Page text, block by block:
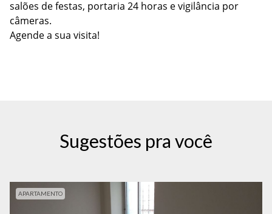
salões de festas, portaria 24 horas e vigilância por
câmeras.
Agende a sua visita!
Sugestões pra você
APARTAMENTO